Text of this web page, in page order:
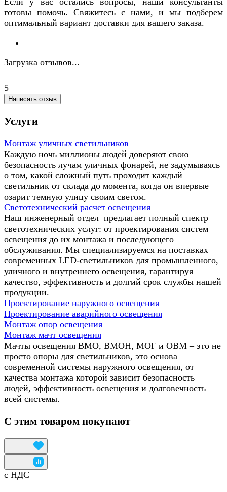
готовы помочь. Свяжитесь с нами, и мы подберем
оптимальный вариант доставки для вашего заказа.
Загрузка отзывов...
5
Написать отзыв
Услуги
Монтаж уличных светильников
Каждую ночь миллионы людей доверяют свою
безопасность лучам уличных фонарей, не задумываясь
о том, какой сложный путь проходит каждый
светильник от склада до момента, когда он впервые
озарит темную улицу своим светом.
Светотехнический расчет освещения
Наш инженерный отдел предлагает полный спектр
светотехнических услуг: от проектирования систем
освещения до их монтажа и последующего
обслуживания. Мы специализируемся на поставках
современных LED-светильников для промышленного,
уличного и внутреннего освещения, гарантируя
качество, эффективность и долгий срок службы нашей
продукции.
Проектирование наружного освещения
Проектирование аварийного освещения
Монтаж опор освещения
Монтаж мачт освещения
Мачты освещения ВМО, ВМОН, МОГ и ОВМ – это не
просто опоры для светильников, это основа
современной системы наружного освещения, от
качества монтажа которой зависит безопасность
людей, эффективность освещения и долговечность
всей системы.
С этим товаром покупают
с НДС